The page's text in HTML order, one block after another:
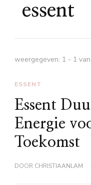
essent
weergegeven: 1 - 1
ESSENT
Essent
Energie
Toekomst
DOOR CHRISTIAANLAM